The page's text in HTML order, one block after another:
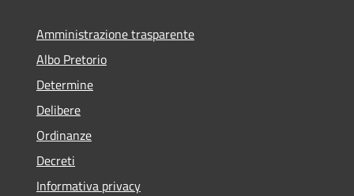
Amministrazione trasparente
Albo Pretorio
Determine
Delibere
Ordinanze
Decreti
Informativa privacy